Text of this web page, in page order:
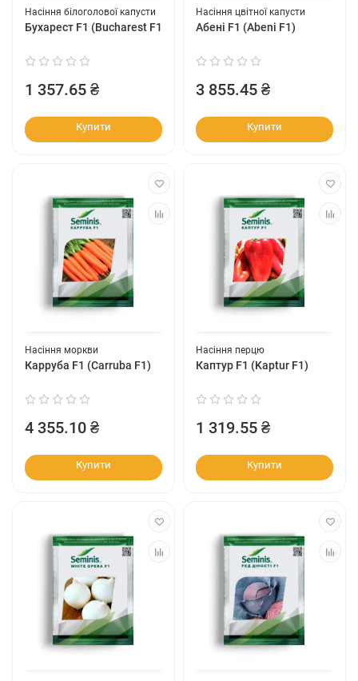
Насіння білоголової капусти
Бухарест F1 (Bucharest F1)
1 357.65 ₴
Купити
Насіння цвітної капусти
Абені F1 (Abeni F1)
3 855.45 ₴
Купити
Насіння моркви
Карруба F1 (Carruba F1)
4 355.10 ₴
Купити
Насіння перцю
Каптур F1 (Kaptur F1)
1 319.55 ₴
Купити